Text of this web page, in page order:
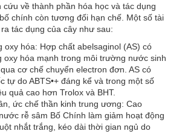
cứu về thành phần hóa học và tác dụng
chính còn tương đối hạn chế. Một số tài
tác dụng của cây như sau:
oxy hóa: Hợp chất abelsaginol (AS) có
oxy hóa mạnh trong môi trường nước sinh
cơ chế chuyển electron đơn. AS có
tự do ABTS•+ đáng kể và trong một số
quả cao hơn Trolox và BHT.
ức chế thần kinh trung ương: Cao
rễ sâm Bố Chính làm giảm hoạt động
nhắt trắng, kéo dài thời gian ngủ do